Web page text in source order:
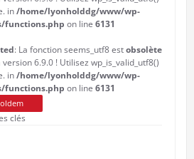
in/home/lyonholddg/www/wp-
functions.php on line 6131
: La fonction seems_utf8 estobsolète
6.9.0 ! Utilisez wp_is_valid_utf8()
in/home/lyonholddg/www/wp-
functions.php on line 6131
clés